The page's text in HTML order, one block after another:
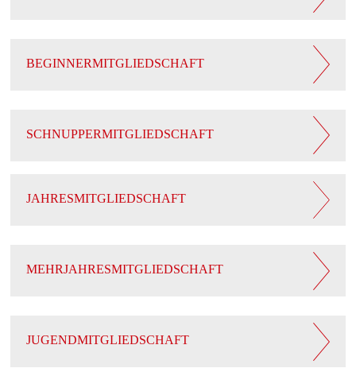
BEGINNERMITGLIEDSCHAFT
SCHNUPPERMITGLIEDSCHAFT
JAHRESMITGLIEDSCHAFT
MEHRJAHRESMITGLIEDSCHAFT
JUGENDMITGLIEDSCHAFT